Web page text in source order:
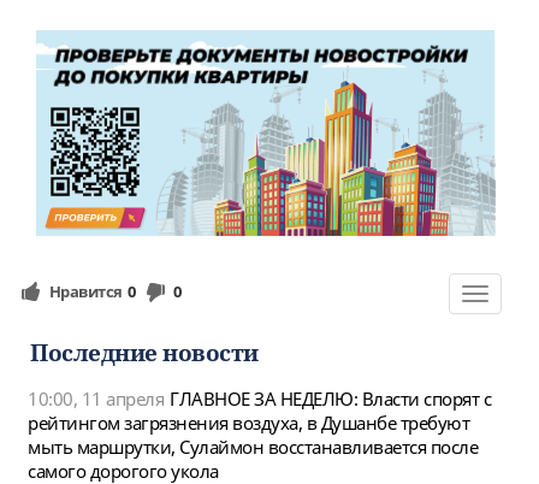
Toggle
Нравится 0 0
Последние новости
10:00, 11 апреля ГЛАВНОЕ ЗА НЕДЕЛЮ: Власти спорят с
рейтингом загрязнения воздуха, в Душанбе требуют
мыть маршрутки, Сулаймон восстанавливается после
самого дорогого укола